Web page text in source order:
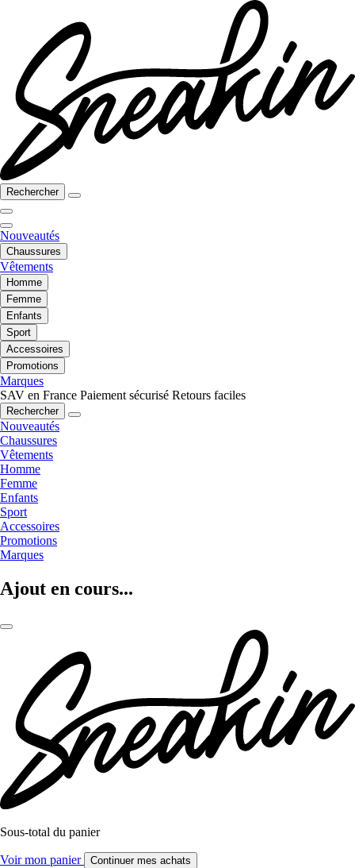
Rechercher
Nouveautés
Chaussures
Vêtements
Homme
Femme
Enfants
Sport
Accessoires
Promotions
Marques
SAV en France Paiement sécurisé Retours faciles
Rechercher
Nouveautés
Chaussures
Vêtements
Homme
Femme
Enfants
Sport
Accessoires
Promotions
Marques
Ajout en cours...
Sous-total du panier
Voir mon panier Continuer mes achats